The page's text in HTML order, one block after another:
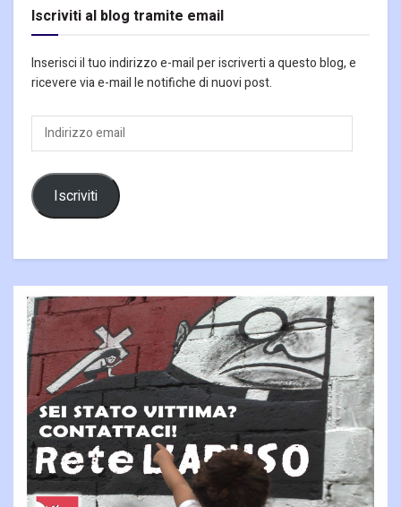
Iscriviti al blog tramite email
Inserisci il tuo indirizzo e-mail per iscriverti a questo blog, e
ricevere via e-mail le notifiche di nuovi post.
Indirizzo
email
Iscriviti